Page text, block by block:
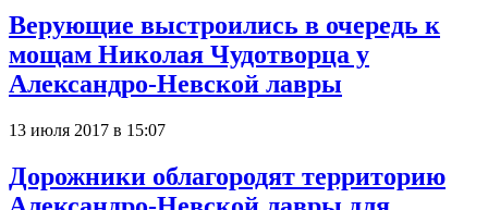
Верующие выстроились в очередь к
мощам Николая Чудотворца у
Александро-Невской лавры
13 июля 2017 в 15:07
Дорожники облагородят территорию